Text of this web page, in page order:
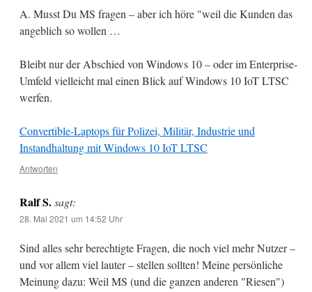
A. Musst Du MS fragen – aber ich höre "weil die Kunden das
angeblich so wollen …
Bleibt nur der Abschied von Windows 10 – oder im Enterprise-
Umfeld vielleicht mal einen Blick auf Windows 10 IoT LTSC
werfen.
Convertible-Laptops für Polizei, Militär, Industrie und
Instandhaltung mit Windows 10 IoT LTSC
Antworten
Ralf S. sagt:
28. Mai 2021 um 14:52 Uhr
Sind alles sehr berechtigte Fragen, die noch viel mehr Nutzer –
und vor allem viel lauter – stellen sollten! Meine persönliche
Meinung dazu: Weil MS (und die ganzen anderen "Riesen")